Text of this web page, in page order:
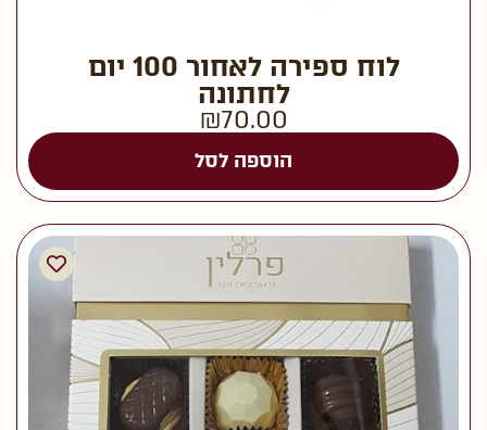
לוח ספירה לאחור 100 יום
לחתונה
₪70.00
הוספה לסל